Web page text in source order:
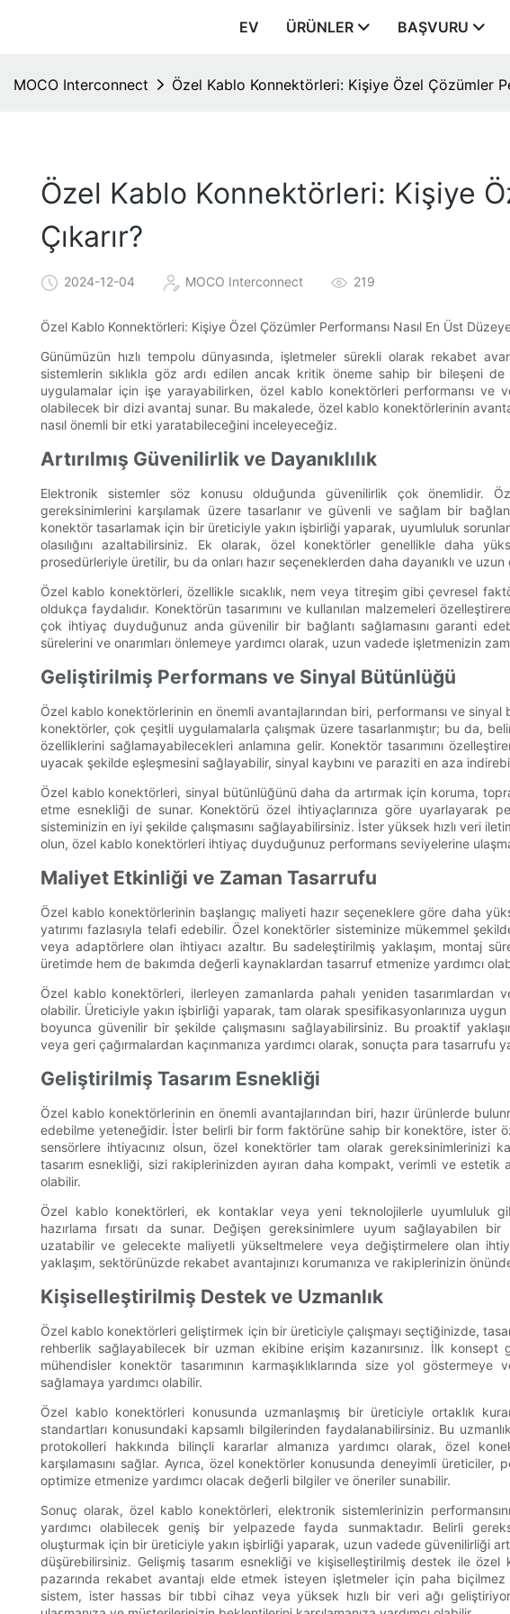
EV ÜRÜNLER BAŞVURU
MOCO Interconnect Özel Kablo Konnektörleri: Kişiye Özel Çözümler
Özel Kablo Konnektörleri: Kişiye
Çıkarır?
2024-12-04 MOCO Interconnect 219
Özel Kablo Konnektörleri: Kişiye Özel Çözümler Performansı Nasıl En Üst Düzeye
Günümüzün hızlı tempolu dünyasında, işletmeler sürekli olarak rekabet
sistemlerin sıklıkla göz ardı edilen ancak kritik öneme sahip bir bileşeni
uygulamalar için işe yarayabilirken, özel kablo konektörleri performansı ve
olabilecek bir dizi avantaj sunar. Bu makalede, özel kablo konektörlerinin
nasıl önemli bir etki yaratabileceğini inceleyeceğiz.
Artırılmış Güvenilirlik ve Dayanıklılık
Elektronik sistemler söz konusu olduğunda güvenilirlik çok önemlidir.
gereksinimlerini karşılamak üzere tasarlanır ve güvenli ve sağlam bir
konektör tasarlamak için bir üreticiyle yakın işbirliği yaparak, uyumluluk
olasılığını azaltabilirsiniz. Ek olarak, özel konektörler genellikle daha
prosedürleriyle üretilir, bu da onları hazır seçeneklerden daha dayanıklı ve uzun
Özel kablo konektörleri, özellikle sıcaklık, nem veya titreşim gibi çevresel
oldukça faydalıdır. Konektörün tasarımını ve kullanılan malzemeleri
çok ihtiyaç duyduğunuz anda güvenilir bir bağlantı sağlamasını garanti
sürelerini ve onarımları önlemeye yardımcı olarak, uzun vadede işletmenizin
Geliştirilmiş Performans ve Sinyal Bütünlüğü
Özel kablo konektörlerinin en önemli avantajlarından biri, performansı ve
konektörler, çok çeşitli uygulamalarla çalışmak üzere tasarlanmıştır; bu da,
özelliklerini sağlamayabilecekleri anlamına gelir. Konektör tasarımını
uyacak şekilde eşleşmesini sağlayabilir, sinyal kaybını ve paraziti en aza
Özel kablo konektörleri, sinyal bütünlüğünü daha da artırmak için koruma,
etme esnekliği de sunar. Konektörü özel ihtiyaçlarınıza göre uyarlayarak
sisteminizin en iyi şekilde çalışmasını sağlayabilirsiniz. İster yüksek hızlı veri
olun, özel kablo konektörleri ihtiyaç duyduğunuz performans seviyelerine
Maliyet Etkinliği ve Zaman Tasarrufu
Özel kablo konektörlerinin başlangıç ​​maliyeti hazır seçeneklere göre daha
yatırımı fazlasıyla telafi edebilir. Özel konektörler sisteminize mükemmel
veya adaptörlere olan ihtiyacı azaltır. Bu sadeleştirilmiş yaklaşım, montaj
üretimde hem de bakımda değerli kaynaklardan tasarruf etmenize yardımcı
Özel kablo konektörleri, ilerleyen zamanlarda pahalı yeniden tasarımlardan
olabilir. Üreticiyle yakın işbirliği yaparak, tam olarak spesifikasyonlarınıza
boyunca güvenilir bir şekilde çalışmasını sağlayabilirsiniz. Bu proaktif
veya geri çağırmalardan kaçınmanıza yardımcı olarak, sonuçta para tasarrufu
Geliştirilmiş Tasarım Esnekliği
Özel kablo konektörlerinin en önemli avantajlarından biri, hazır ürünlerde
edebilme yeteneğidir. İster belirli bir form faktörüne sahip bir konektöre, ister
sensörlere ihtiyacınız olsun, özel konektörler tam olarak gereksinimlerinizi
tasarım esnekliği, sizi rakiplerinizden ayıran daha kompakt, verimli ve estetik
olabilir.
Özel kablo konektörleri, ek kontaklar veya yeni teknolojilerle uyumluluk
hazırlama fırsatı da sunar. Değişen gereksinimlere uyum sağlayabilen
uzatabilir ve gelecekte maliyetli yükseltmelere veya değiştirmelere olan
yaklaşım, sektörünüzde rekabet avantajınızı korumanıza ve rakiplerinizin
Kişiselleştirilmiş Destek ve Uzmanlık
Özel kablo konektörleri geliştirmek için bir üreticiyle çalışmayı seçtiğinizde,
rehberlik sağlayabilecek bir uzman ekibine erişim kazanırsınız. İlk
mühendisler konektör tasarımının karmaşıklıklarında size yol göstermeye
sağlamaya yardımcı olabilir.
Özel kablo konektörleri konusunda uzmanlaşmış bir üreticiyle ortaklık
standartları konusundaki kapsamlı bilgilerinden faydalanabilirsiniz. Bu
protokolleri hakkında bilinçli kararlar almanıza yardımcı olarak, özel
karşılamasını sağlar. Ayrıca, özel konektörler konusunda deneyimli
optimize etmenize yardımcı olacak değerli bilgiler ve öneriler sunabilir.
Sonuç olarak, özel kablo konektörleri, elektronik sistemlerinizin
yardımcı olabilecek geniş bir yelpazede fayda sunmaktadır. Belirli
oluşturmak için bir üreticiyle yakın işbirliği yaparak, uzun vadede güvenilirliği
düşürebilirsiniz. Gelişmiş tasarım esnekliği ve kişiselleştirilmiş destek ile özel
pazarında rekabet avantajı elde etmek isteyen işletmeler için paha
sistem, ister hassas bir tıbbi cihaz veya yüksek hızlı bir veri ağı